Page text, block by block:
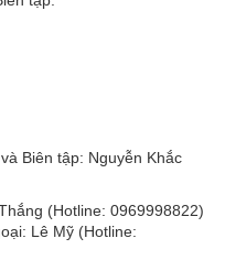
Biên tập: Nguyễn Khắc
(Hotline: 0969998822)
Lê Mỹ (Hotline: